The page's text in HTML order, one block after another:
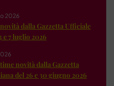
2026
dalla Gazzetta Ufficiale
e 7 luglio 2026
novità dalla Gazzetta
del 26 e 30 giugno 2026